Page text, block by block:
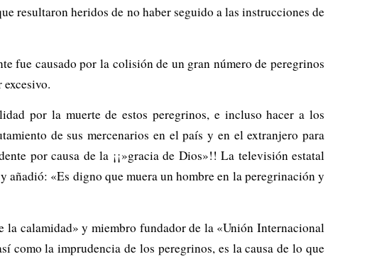
resultaron heridos de no haber seguido a las instrucciones de
fue causado por la colisión de un gran número de peregrinos
por la muerte de estos peregrinos, e incluso hacer a los
de sus mercenarios en el país y en el extranjero para
por causa de la ¡¡»gracia de Dios»!! La televisión estatal
añadió: «Es digno que muera un hombre en la peregrinación y
calamidad» y miembro fundador de la «Unión Internacional
como la imprudencia de los peregrinos, es la causa de lo que